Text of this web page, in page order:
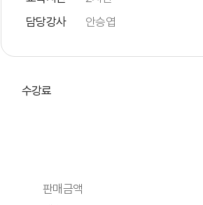
담당강사
안승엽
수강료
판매금액